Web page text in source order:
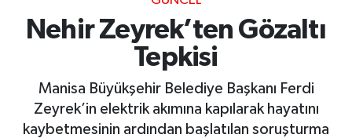
Nehir Zeyrek’ten Gözaltı
Tepkisi
Manisa Büyükşehir Belediye Başkanı Ferdi
Zeyrek’in elektrik akımına kapılarak hayatını
kaybetmesinin ardından başlatılan soruşturma
Spor
Künye
Spor
Eğitim
Süper Lig Puan Durumu ve Fikstür
Son Dakika Haberleri